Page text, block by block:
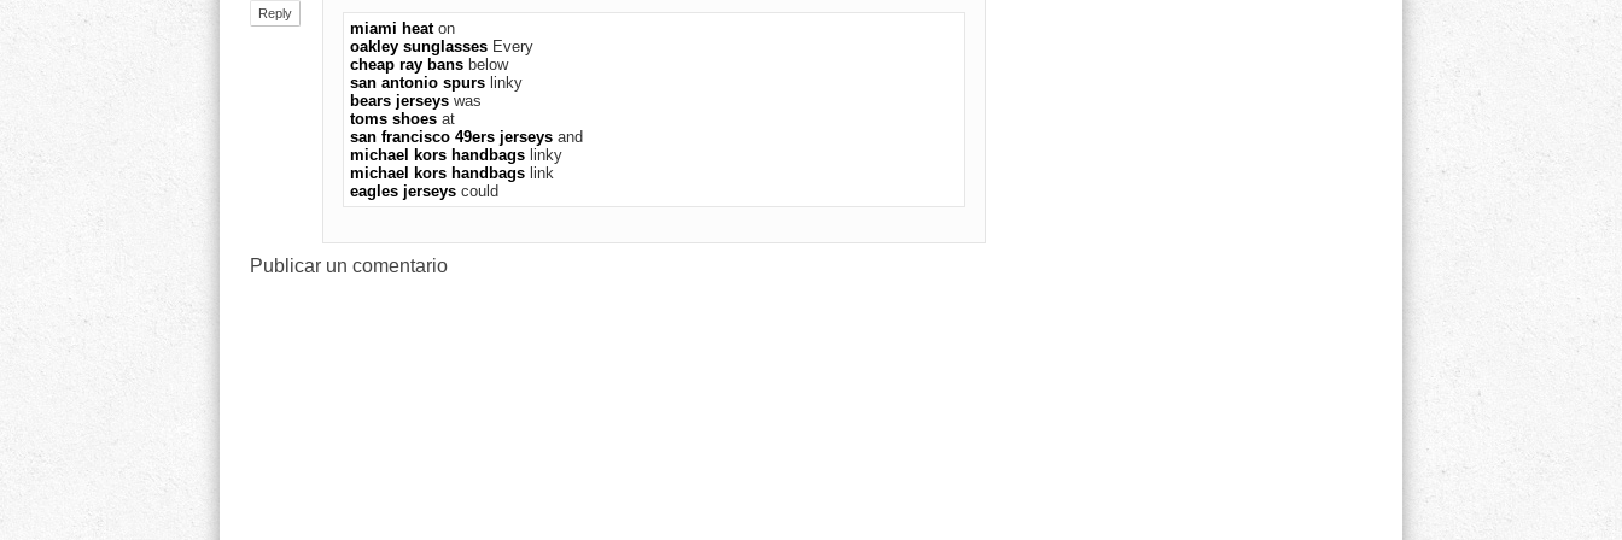
Reply
miami heaton
oakley sunglasses Every
cheap ray bans below
san antonio spurs linky
bears jerseys was
toms shoes at
san francisco 49ers jerseys and
michael kors handbags linky
michael kors handbags link
eagles jerseys could
Publicar un comentario